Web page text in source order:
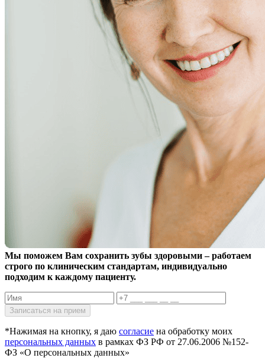
Мы поможем Вам сохранить зубы здоровыми – работаем
строго по клиническим стандартам, индивидуально
подходим к каждому пациенту.
*Нажимая на кнопку, я даю согласие на обработку моих
персональных данных в рамках ФЗ РФ от 27.06.2006 №152-
ФЗ «О персональных данных»